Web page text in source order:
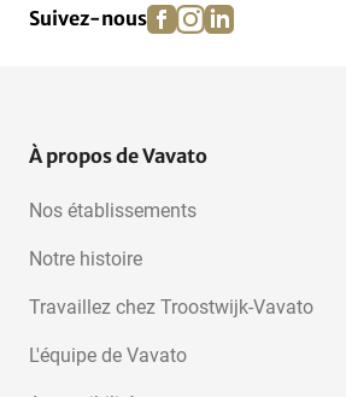
Suivez-nous facebook
instagram
linkedin
À propos de Vavato
Nos établissements
Notre histoire
Travaillez chez Troostwijk-Vavato
L'équipe de Vavato